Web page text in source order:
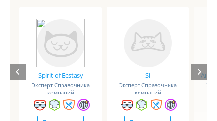
Spirit of Ecstasy
Эксперт Справочника
компаний
Si
Эксперт Справочника
компаний